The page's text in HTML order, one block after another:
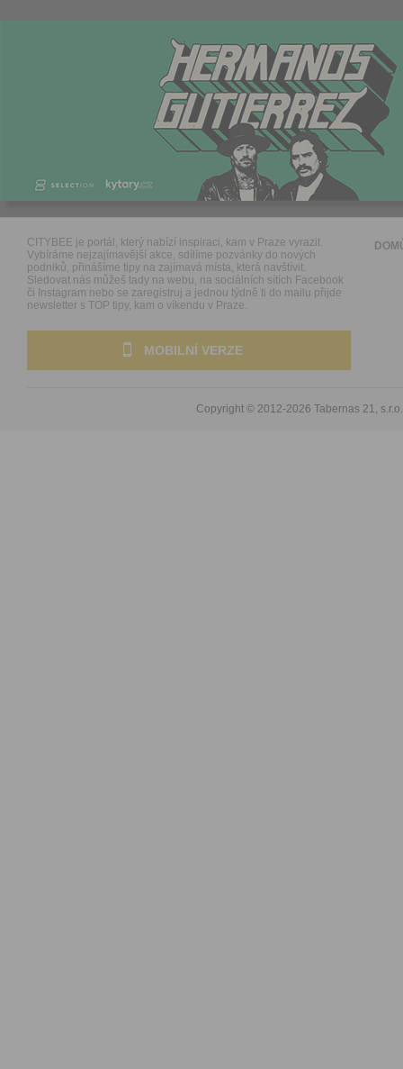
CITYBEE je portál, který nabízí inspiraci, kam v Praze vyrazit.
Vybíráme nejzajímavější akce, sdílíme pozvánky do nových
podniků, přinášíme tipy na zajímavá místa, která navštívit.
Sledovat nás můžeš tady na webu, na sociálních sítích Facebook
či Instagram nebo se zaregistruj a jednou týdně ti do mailu přijde
newsletter s TOP tipy, kam o víkendu v Praze.
MOBILNÍ VERZE
Copyright © 2012-2026 Tabernas 21, s.r.o.